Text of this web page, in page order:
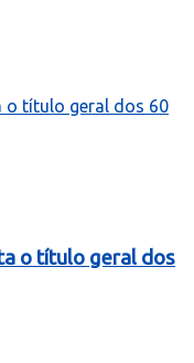
o título geral dos